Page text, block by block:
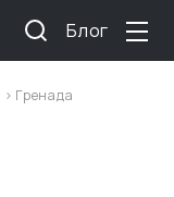
Блог
> Гренада